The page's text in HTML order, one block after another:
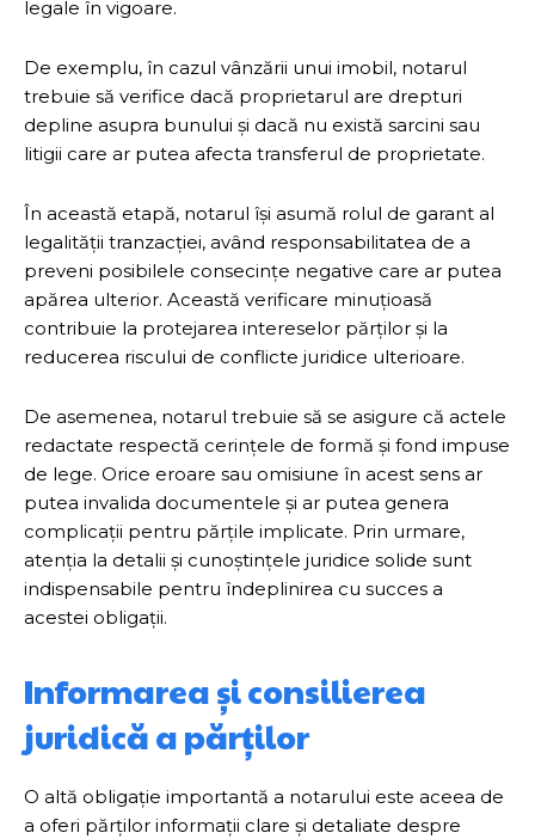
legale în vigoare.
De exemplu, în cazul vânzării unui imobil, notarul
trebuie să verifice dacă proprietarul are drepturi
depline asupra bunului și dacă nu există sarcini sau
litigii care ar putea afecta transferul de proprietate.
În această etapă, notarul își asumă rolul de garant al
legalității tranzacției, având responsabilitatea de a
preveni posibilele consecințe negative care ar putea
apărea ulterior. Această verificare minuțioasă
contribuie la protejarea intereselor părților și la
reducerea riscului de conflicte juridice ulterioare.
De asemenea, notarul trebuie să se asigure că actele
redactate respectă cerințele de formă și fond impuse
de lege. Orice eroare sau omisiune în acest sens ar
putea invalida documentele și ar putea genera
complicații pentru părțile implicate. Prin urmare,
atenția la detalii și cunoștințele juridice solide sunt
indispensabile pentru îndeplinirea cu succes a
acestei obligații.
Informarea și consilierea
juridică a părților
O altă obligație importantă a notarului este aceea de
a oferi părților informații clare și detaliate despre